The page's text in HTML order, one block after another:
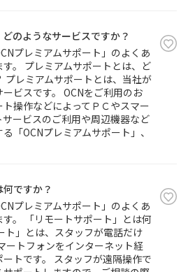
のようなサービスですか？
プレミアムサポート」のよくあ
。 プレミアムサポートとは、ど
プレミアムサポートとは、当社が
ビスです。 OCNをご利用のお
操作などによってＰＣやスマー
ービスのご利用や周辺機器など
「OCNプレミアムサポート」、
何ですか？
プレミアムサポート」のよくあ
。 「リモートサポート」とは何
ト」とは、スタッフが電話だけ
ートフォンをインターネット経
トです。 スタッフが遠隔操作で